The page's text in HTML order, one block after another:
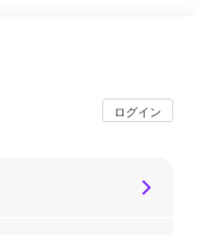
ログイン